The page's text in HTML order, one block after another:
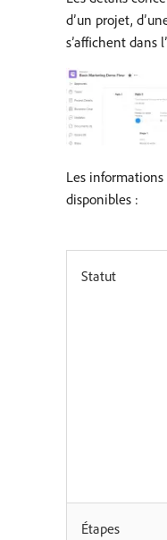
d’un projet,
s’affichent dans
Les informations
disponibles :
Statut
Étapes